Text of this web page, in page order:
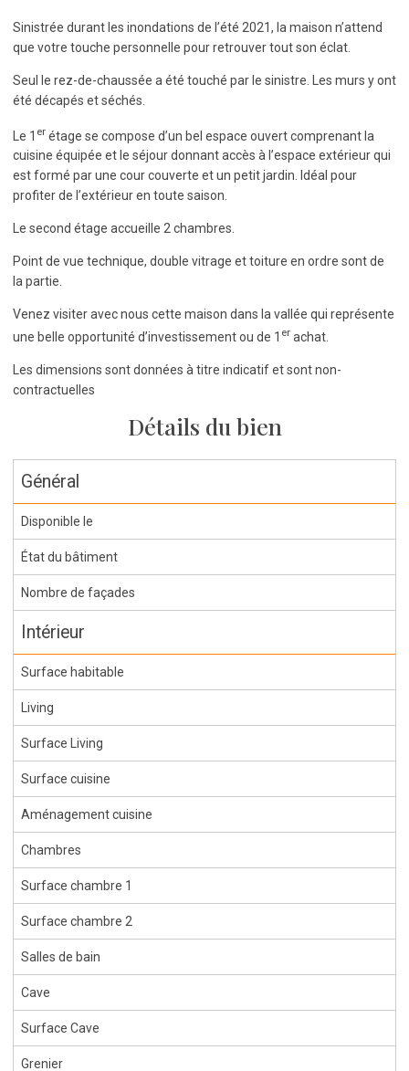
Sinistrée durant les inondations de l’été 2021, la maison n’attend
que votre touche personnelle pour retrouver tout son éclat.
Seul le rez-de-chaussée a été touché par le sinistre. Les murs y ont
été décapés et séchés.
Le 1 er étage se compose d’un bel espace ouvert comprenant la
cuisine équipée et le séjour donnant accès à l’espace extérieur qui
est formé par une cour couverte et un petit jardin. Idéal pour
profiter de l’extérieur en toute saison.
Le second étage accueille 2 chambres.
Point de vue technique, double vitrage et toiture en ordre sont de
la partie.
Venez visiter avec nous cette maison dans la vallée qui représente
une belle opportunité d’investissement ou de 1 er achat.
Les dimensions sont données à titre indicatif et sont non-
contractuelles
Détails du bien
Général
Disponible le
État du bâtiment
Nombre de façades
Intérieur
Surface habitable
Living
Surface Living
Surface cuisine
Aménagement cuisine
Chambres
Surface chambre 1
Surface chambre 2
Salles de bain
Cave
Surface Cave
Grenier